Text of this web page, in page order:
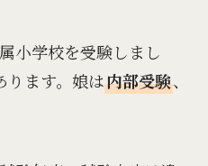
小学校を受験しまし
ります。娘は内部受験、